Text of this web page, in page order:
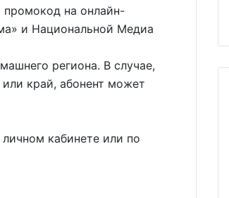
промокод на онлайн-
и Национальной Медиа
региона. В случае,
или край, абонент может
кабинете или по